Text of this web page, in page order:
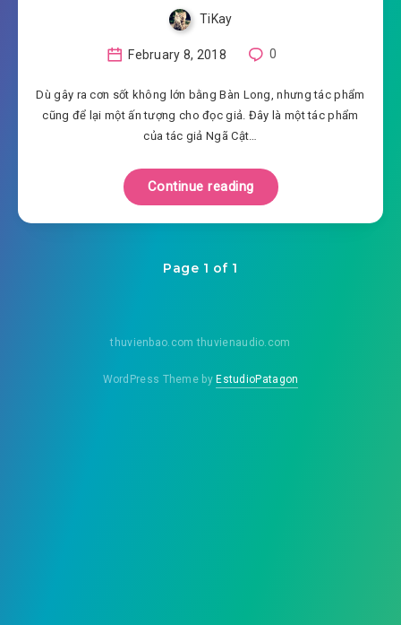
TiKay
February 8, 2018 0
Dù gây ra cơn sốt không lớn bằng Bàn Long, nhưng tác phẩm
cũng để lại một ấn tượng cho đọc giả. Đây là một tác phẩm
của tác giả Ngã Cật…
Continue reading
Page 1 of 1
thuvienbao.com thuvienaudio.com
WordPress Theme byEstudioPatagon